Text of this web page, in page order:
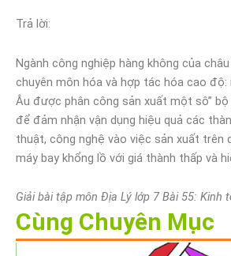
Trả lời:
Ngành công nghiệp hàng không của
chuyên môn hóa và hợp tác hóa cao độ:
Âu được phân công sản xuất một sô” bộ
để đảm nhận vận dụng hiệu quả các
thuật, công nghệ vào việc sản xuất trên
máy bay khổng lồ với giá thành thấp và
Giải bài tập môn Địa Lý lớp 7 Bài 55: Kinh
Cùng Chuyên Mục